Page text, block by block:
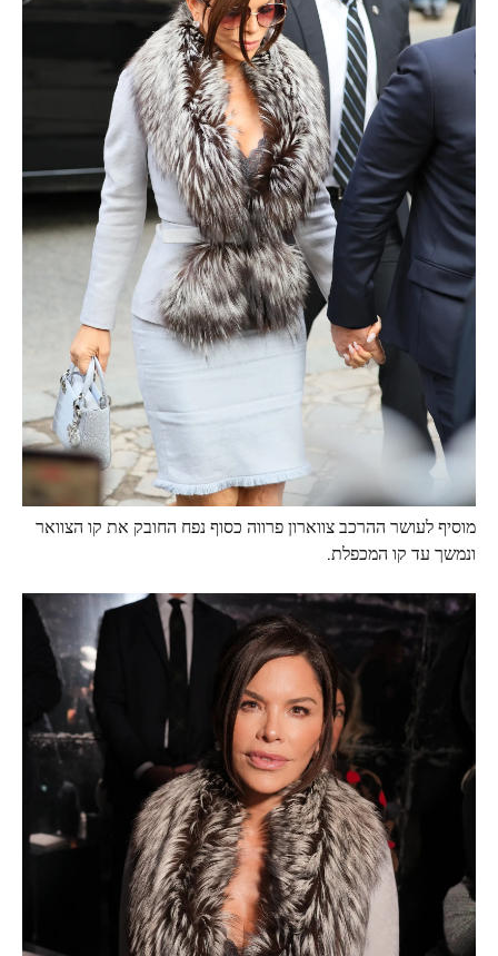
מוסיף לעושר ההרכב צווארון פרווה כסוף נפח החובק את קו הצוואר
ונמשך עד קו המכפלת.